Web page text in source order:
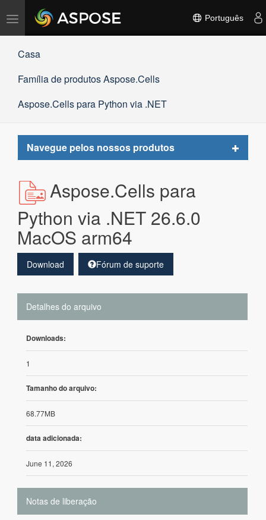
Alternar
navegação
Português
Casa
Família de produtos Aspose.Cells
Aspose.Cells para Python via .NET
Navegue pelos nossos produtos
Toggle
Aspose.Cells para
Python via .NET 26.6.0
MacOS arm64
Download Fórum de suporte
Detalhes do arquivo
Downloads:
1
Tamanho do arquivo:
68.77MB
data adicionada:
June 11, 2026
Notas de liberação